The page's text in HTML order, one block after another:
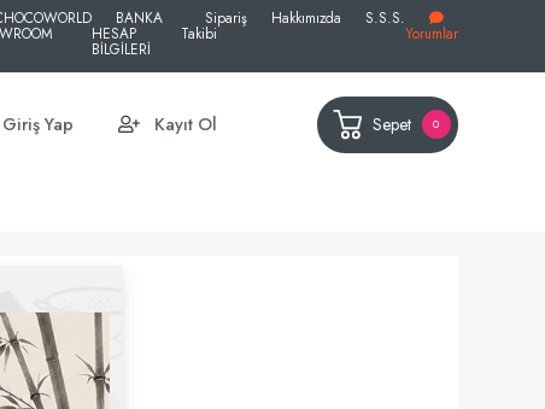
BANKA
HESAP
BİLGİLERİ
Sipariş
Takibi
Hakkımızda S.S.S.
Yorumlar
Giriş Yap Kayıt Ol Sepet 0